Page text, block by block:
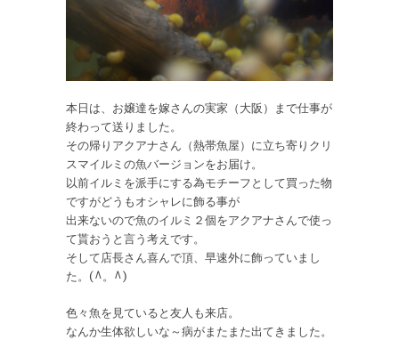
本日は、お嬢達を嫁さんの実家（大阪）まで仕事が
終わって送りました。
その帰りアクアナさん（熱帯魚屋）に立ち寄りクリ
スマイルミの魚バージョンをお届け。
以前イルミを派手にする為モチーフとして買った物
ですがどうもオシャレに飾る事が
出来ないので魚のイルミ２個をアクアナさんで使っ
て貰おうと言う考えです。
そして店長さん喜んで頂、早速外に飾っていまし
た。(^。^)
色々魚を見ていると友人も来店。
なんか生体欲しいな～病がまたまた出てきました。